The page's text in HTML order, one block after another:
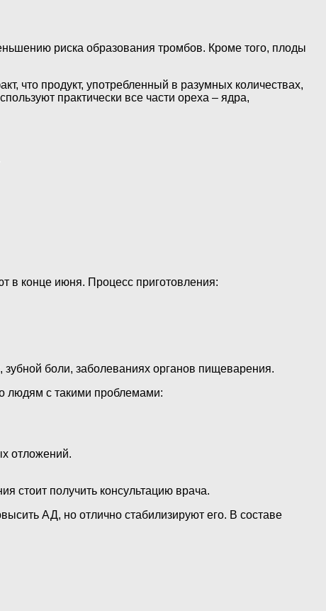
риска образования тромбов. Кроме того, плоды
что продукт, употребленный в разумных количествах,
практически все части ореха – ядра,
в конце июня. Процесс приготовления:
боли, заболеваниях органов пищеварения.
людям с такими проблемами:
отложений.
стоит получить консультацию врача.
АД, но отлично стабилизируют его. В составе